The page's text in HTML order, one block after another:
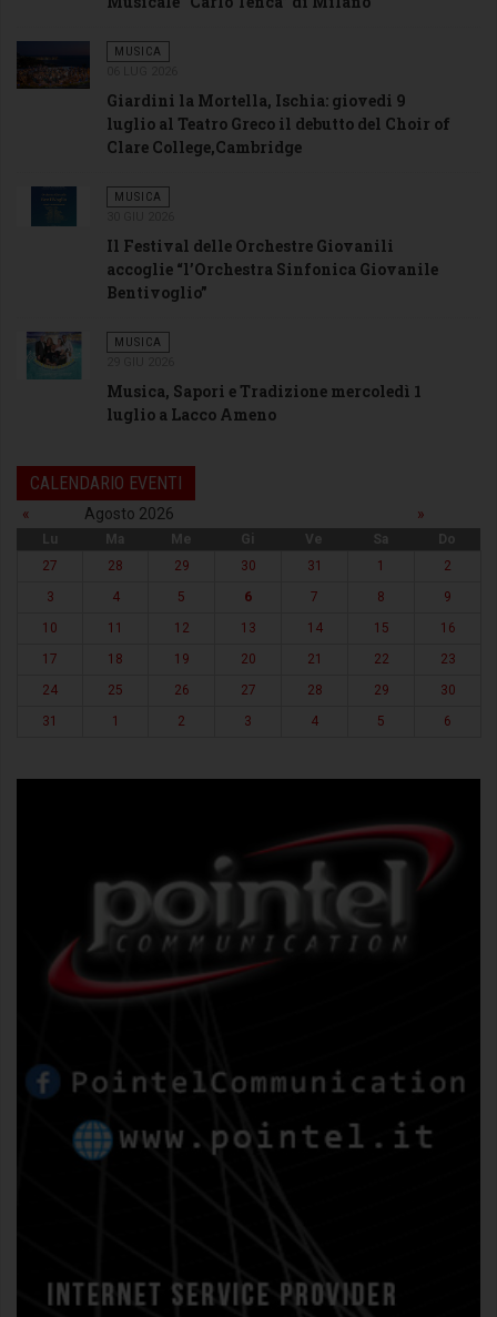
MUSICA
Giardini la Mortella, Ischia: giovedi 9
luglio al Teatro Greco il debutto del Choir of
Clare College,Cambridge
MUSICA
Il Festival delle Orchestre Giovanili
accoglie “l’Orchestra Sinfonica Giovanile
Bentivoglio”
MUSICA
Musica, Sapori e Tradizione mercoledì 1
luglio a Lacco Ameno
CALENDARIO EVENTI
« Agosto 2026 »
Lu Ma Me Gi Ve Sa
Do
27
28 29 30 31 1
2
3
4 5 6 7 8
9
10
11 12 13 14 15
16
17
18 19 20 21 22
23
24
25 26 27 28 29
30
31
1 2 3 4 5 6